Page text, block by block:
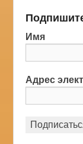
Имя
Адрес